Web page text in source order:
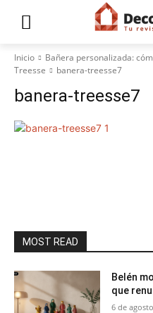
Inicio
Bañera personalizada:
Treesse
banera-treesse7
banera-treesse7
MOST READ
Belén
que
6 de